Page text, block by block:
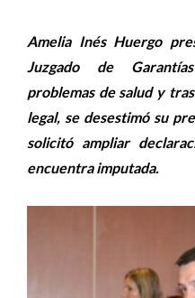
Amelia Inés Huergo
Juzgado de
problemas de salud y
legal, se desestimó su
solicitó ampliar
encuentra imputada.